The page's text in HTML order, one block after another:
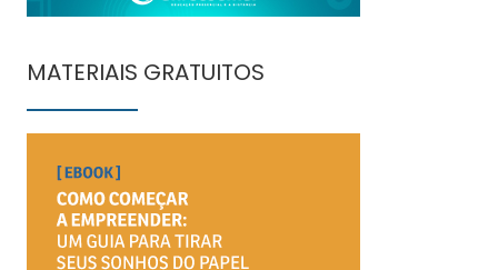
MATERIAIS GRATUITOS